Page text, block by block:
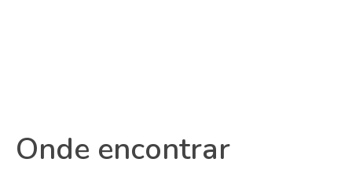
Onde encontrar